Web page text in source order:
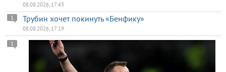
08.08.2026, 17:43
Трубин хочет покинуть «Бенфику»
1
08.08.2026, 17:19
1